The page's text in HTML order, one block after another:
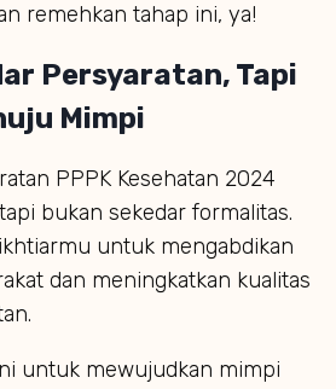
remehkan tahap ini, ya!
Persyaratan, Tapi
Mimpi
PPPK Kesehatan 2024
bukan sekedar formalitas.
untuk mengabdikan
dan meningkatkan kualitas
untuk mewujudkan mimpi